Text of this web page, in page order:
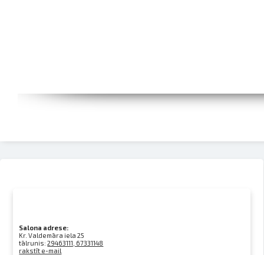
Salona adrese:
Kr. Valdemāra iela 25
tālrunis:29463111, 67331148
rakstīt e-mail